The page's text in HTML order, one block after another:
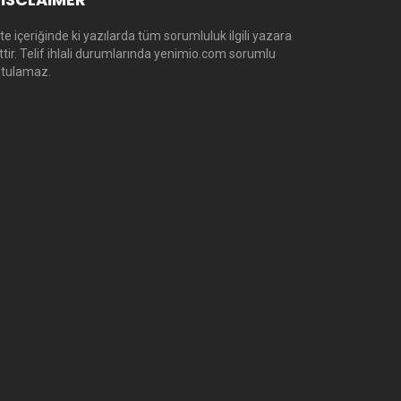
içeriğinde ki yazılarda tüm sorumluluk ilgili yazara
Telif ihlali durumlarında yenimio.com sorumlu